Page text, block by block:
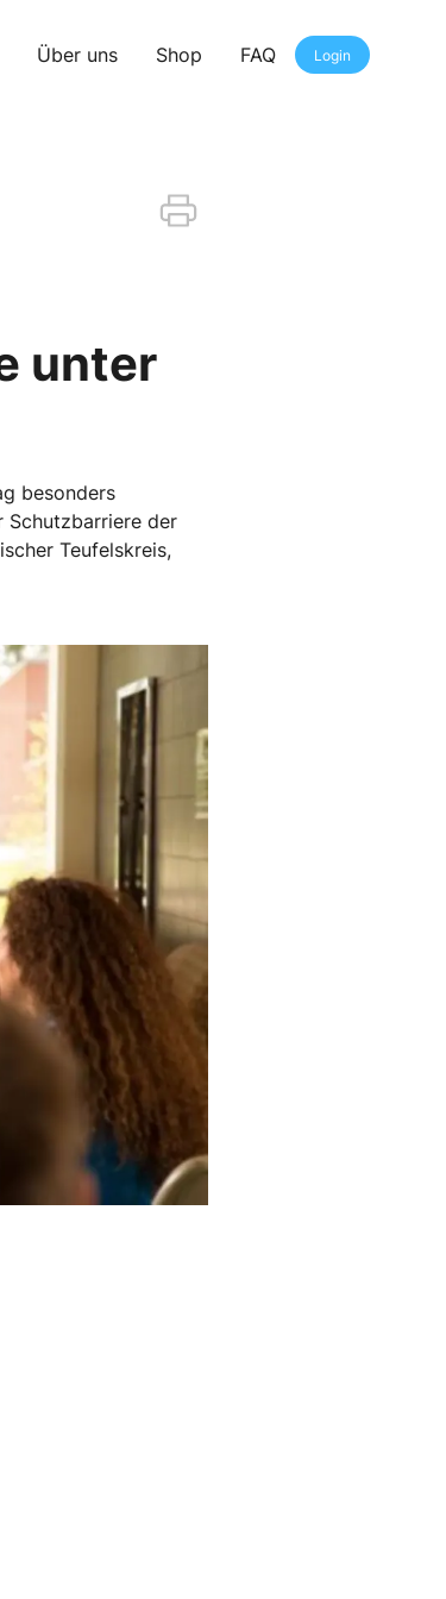
Über uns Shop FAQ Login
unter
besonders
Schutzbarriere der
Teufelskreis,